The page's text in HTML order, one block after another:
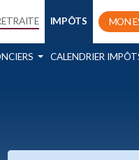
IMPÔTS MON
CALENDRIER